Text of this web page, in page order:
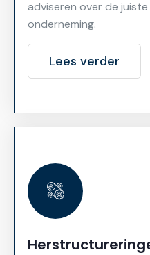
adviseren over de
onderneming.
Lees verder